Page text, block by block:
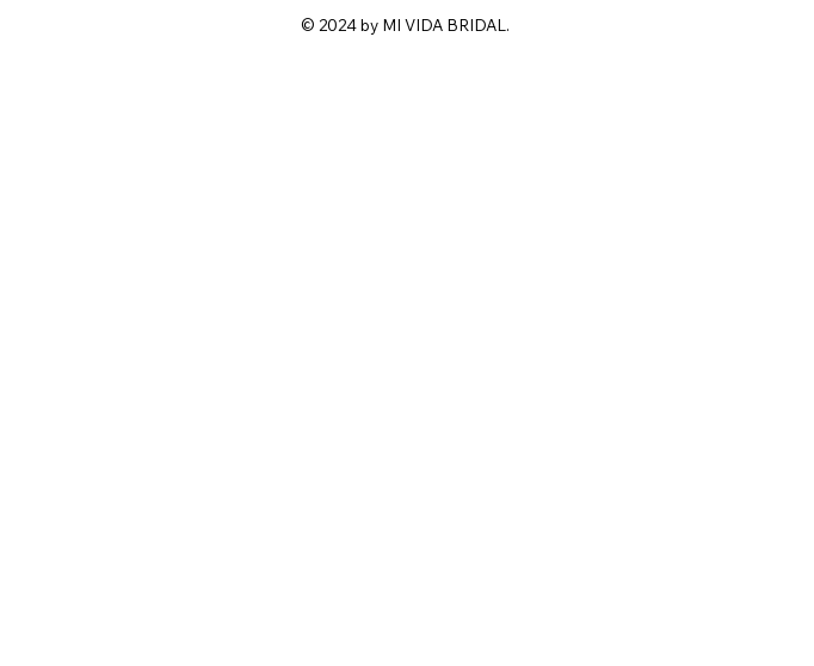
© 2024 by MI VIDA BRIDAL.